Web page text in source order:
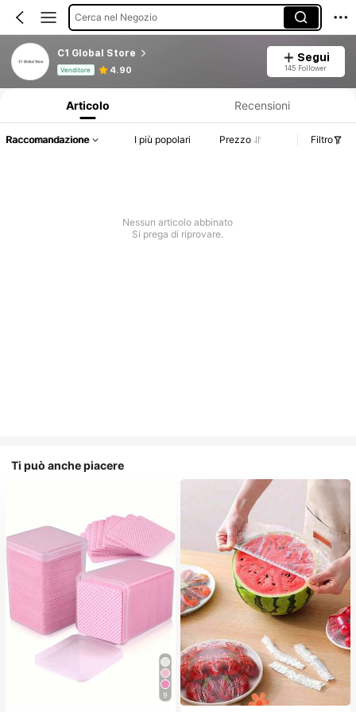
Cerca nel Negozio
C1 Global Store
Venditore 4.90
Segui
145 Follower
Articolo Recensioni
Raccomandazione I più popolari Prezzo Filtro
Nessun articolo abbinato
Si prega di riprovare.
Ti può anche piacere
9